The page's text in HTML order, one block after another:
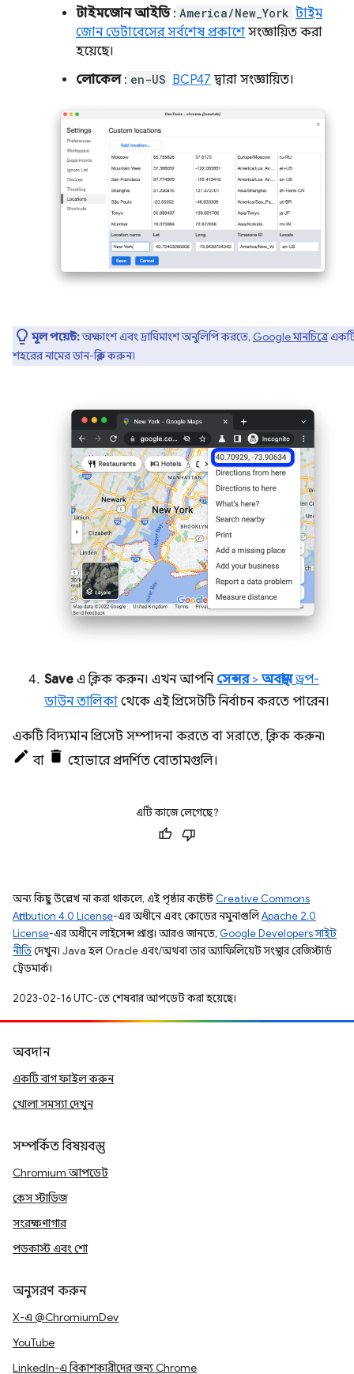
টাইমজোন আইডি: America/New_York টাইম
জোন ডেটাবেসের সর্বশেষ প্রকাশে সংজ্ঞায়িত করা
হয়েছে।
লোকেল: en-US BCP47 দ্বারা সংজ্ঞায়িত।
মূল পয়েন্ট:অক্ষাংশ এবং দ্রাঘিমাংশ অনুলিপি করতে, Google মানচিত্রে
শহরের নামের ডান-ক্লিক করুন৷
Save এ ক্লিক করুন। এখন আপনি সেন্সর> অবস্থানড্রপ-
ডাউন তালিকা থেকে এই প্রিসেটটি নির্বাচন করতে পারেন।
একটি বিদ্যমান প্রিসেট সম্পাদনা করতে বা সরাতে, ক্লিক করুন৷
বা
হোভারে প্রদর্শিত বোতামগুলি।
এটি কাজে লেগেছে?
অন্য কিছু উল্লেখ না করা থাকলে, এই পৃষ্ঠার কন্টেন্ট Creative Commons
Attribution 4.0 License-এর অধীনে এবং কোডের নমুনাগুলিApache 2.0
License-এর অধীনে লাইসেন্স প্রাপ্ত। আরও জানতে, Google Developers সাইট
নীতিদেখুন। Java হল Oracle এবং/অথবা তার অ্যাফিলিয়েট সংস্থার রেজিস্টার্ড
ট্রেডমার্ক।
2023-02-16 UTC-তে শেষবার আপডেট করা হয়েছে।
অবদান
একটি বাগ ফাইল করুন
খোলা সমস্যা দেখুন
সম্পর্কিত বিষয়বস্তু
Chromium আপডেট
কেস স্টাডিজ
সংরক্ষণাগার
পডকাস্ট এবং শো
অনুসরণ করুন
X-এ @ChromiumDev
YouTube
LinkedIn-এ বিকাশকারীদের জন্য Chrome